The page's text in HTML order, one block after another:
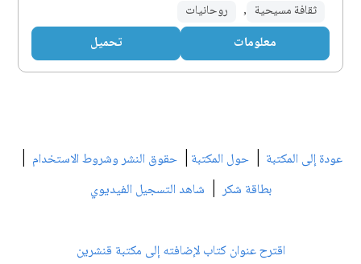
ثقافة مسيحية , روحانيات
معلومات تحميل
عودة إلى المكتبة | حول المكتبة | حقوق النشر وشروط الاستخدام |
بطاقة شكر| شاهد التسجيل الفيديوي
اقترح عنوان كتاب لإضافته إلى مكتبة قنشرين